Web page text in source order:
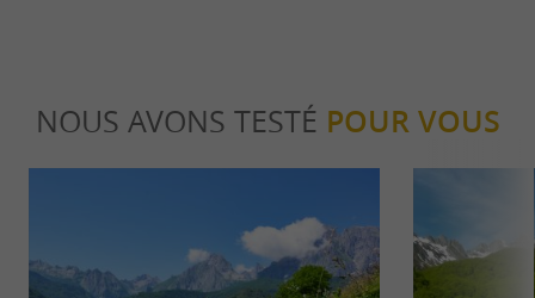
NOUS AVONS TESTÉ POUR VOUS